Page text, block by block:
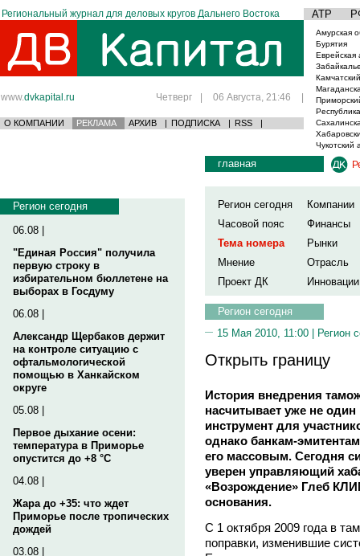
Региональный журнал для деловых кругов Дальнего Востока АТР
www.dvkapital.ru Четверг | 06 Августа, 21:46 |
О КОМПАНИИ РЕКЛАМА АРХИВ | ПОДПИСКА | RSS |
Амурская
Бурятия
Еврейская
Чукотский
Регион сегодня
06.08 |
"Единая Россия" получила
первую строку в
избирательном бюллетене на
выборах в Госдуму
06.08 |
Александр Щербаков держит
на контроле ситуацию с
офтальмологической
помощью в Ханкайском
округе
05.08 |
Первое дыхание осени:
температура в Приморье
опустится до +8 °C
04.08 |
Жара до +35: что ждет
Приморье после тропических
дождей
03.08 |
главная
Регион сегодня
Компании
Часовой пояс
Финансы
Тема номера
Рынки
Мнение
Отрасль
Проект ДК
Инновации
Регион сегодня
15 Мая 2010, 11:00 | Регион
Открыть границу
История внедрения
насчитывает уже не
инструмент для
однако банкам-
его массовым. Сегодня
уверен управляющий
«Возрождение» Глеб
основания.
С 1 октября 2009 года в
поправки, изменившие